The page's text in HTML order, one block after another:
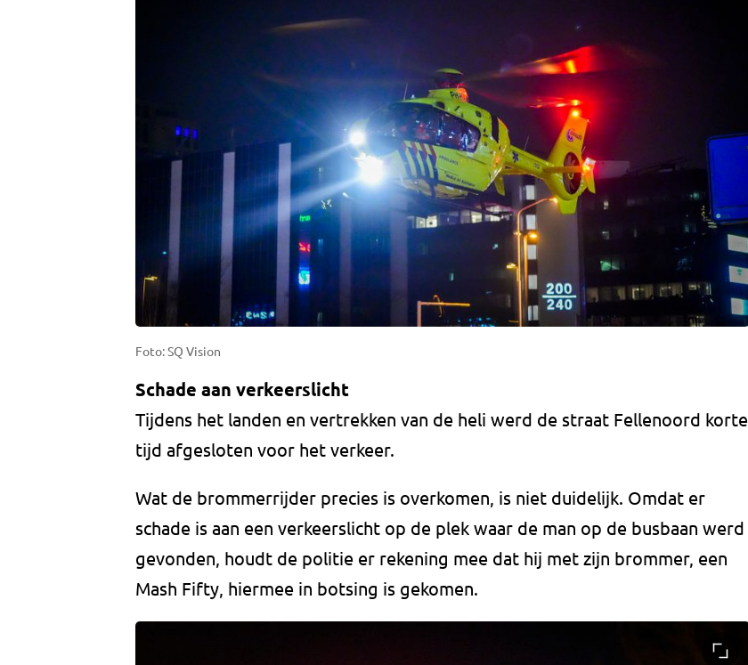
Foto: SQ Vision
Schade aan verkeerslicht
Tijdens het landen en vertrekken van de heli werd de straat Fellenoord korte
tijd afgesloten voor het verkeer.
Wat de brommerrijder precies is overkomen, is niet duidelijk. Omdat er
schade is aan een verkeerslicht op de plek waar de man op de busbaan werd
gevonden, houdt de politie er rekening mee dat hij met zijn brommer, een
Mash Fifty, hiermee in botsing is gekomen.